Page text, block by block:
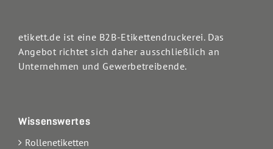
etikett.de ist eine B2B-Etikettendruckerei. Das
Angebot richtet sich daher ausschließlich an
Unternehmen und Gewerbetreibende.
Wissenswertes
Rollenetiketten